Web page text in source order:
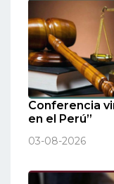
Conferencia
en el Perú”
03-08-2026